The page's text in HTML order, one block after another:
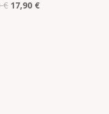
€ Original
17,90 €